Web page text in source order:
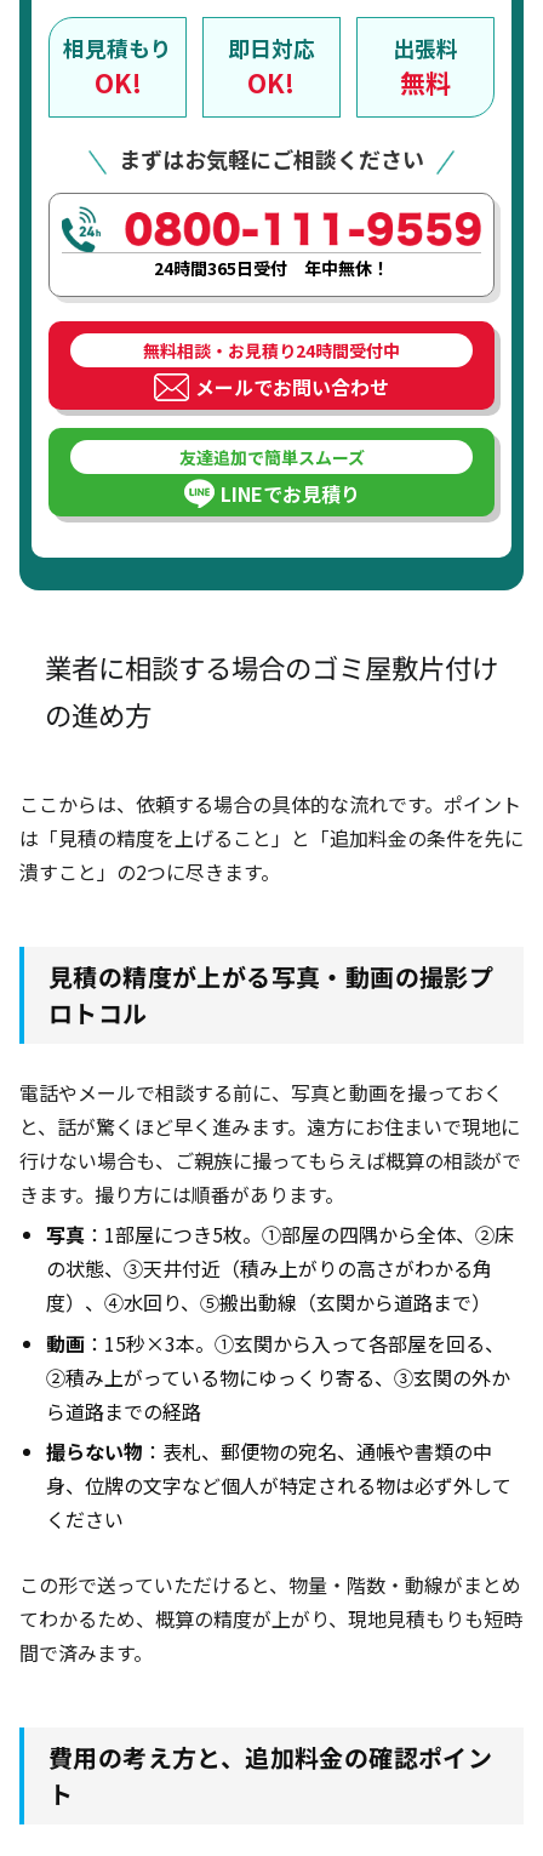
相見積もり
OK!
即日対応
OK!
出張料
無料
まずはお気軽にご相談ください
24時間365日受付 年中無休！
無料相談・お見積り24時間受付中
メールでお問い合わせ
友達追加で簡単スムーズ
LINEでお見積り
業者に相談する場合のゴミ屋敷片付け
の進め方
ここからは、依頼する場合の具体的な流れです。ポイント
は「見積の精度を上げること」と「追加料金の条件を先に
潰すこと」の2つに尽きます。
見積の精度が上がる写真・動画の撮影プ
ロトコル
電話やメールで相談する前に、写真と動画を撮っておく
と、話が驚くほど早く進みます。遠方にお住まいで現地に
行けない場合も、ご親族に撮ってもらえば概算の相談がで
きます。撮り方には順番があります。
写真 ：1部屋につき5枚。①部屋の四隅から全体、②床
の状態、③天井付近（積み上がりの高さがわかる角
度）、④水回り、⑤搬出動線（玄関から道路まで）
動画 ：15秒×3本。①玄関から入って各部屋を回る、
②積み上がっている物にゆっくり寄る、③玄関の外か
ら道路までの経路
撮らない物 ：表札、郵便物の宛名、通帳や書類の中
身、位牌の文字など個人が特定される物は必ず外して
ください
この形で送っていただけると、物量・階数・動線がまとめ
てわかるため、概算の精度が上がり、現地見積もりも短時
間で済みます。
費用の考え方と、追加料金の確認ポイン
ト